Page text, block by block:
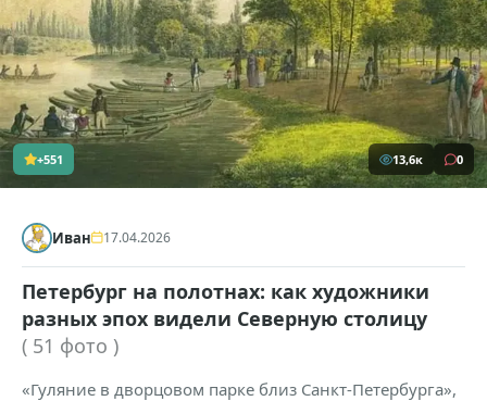
+551 13,6к 0
Иван 17.04.2026
Петербург на полотнах: как художники
разных эпох видели Северную столицу
( 51 фото )
«Гуляние в дворцовом парке близ Санкт-Петербурга»,